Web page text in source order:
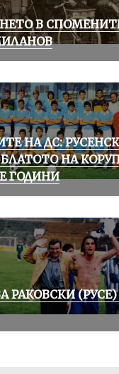
В
НА ДС:
БЛАТОТО НА
ГОДИНИ
РАКОВСКИ (РУСЕ)